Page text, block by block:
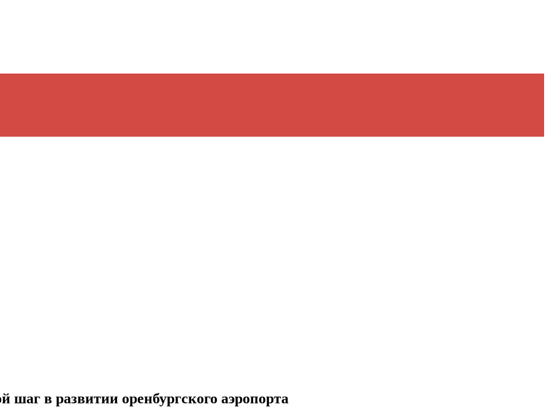
в развитии оренбургского аэропорта